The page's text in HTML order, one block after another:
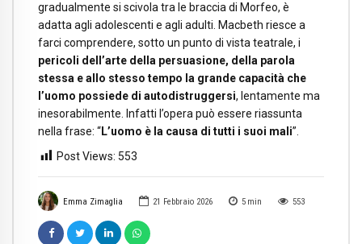
Emma Zimaglia 21 Febbraio 2026 5 min 553
gradualmente si scivola tra le braccia di Morfeo, è
adatta agli adolescenti e agli adulti. Macbeth riesce a
farci comprendere, sotto un punto di vista teatrale, i
pericoli dell’arte della persuasione, della parola
stessa e allo stesso tempo la grande capacità che
l’uomo possiede di autodistruggersi, lentamente ma
inesorabilmente. Infatti l’opera può essere riassunta
nella frase: “L’uomo è la causa di tutti i suoi mali”.
Post Views: 553